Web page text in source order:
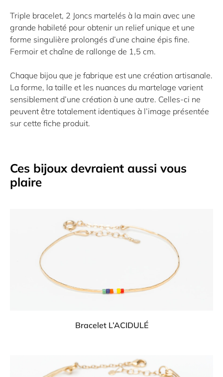
Triple bracelet, 2 Joncs martelés à la main avec une
grande habileté pour obtenir un relief unique et une
forme singulière prolongés d’une chaine épis fine.
Fermoir et chaîne de rallonge de 1,5 cm.
Chaque bijou que je fabrique est une création artisanale.
La forme, la taille et les nuances du martelage varient
sensiblement d’une création à une autre. Celles-ci ne
peuvent être totalement identiques à l’image présentée
sur cette fiche produit.
Ces bijoux devraient aussi vous
plaire
Bracelet L’ACIDULÉ